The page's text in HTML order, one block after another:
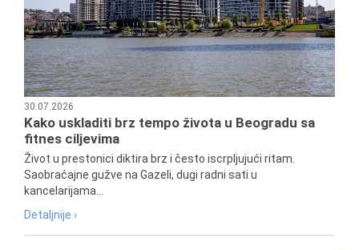
30.07.2026
Kako uskladiti brz tempo života u Beogradu sa
fitnes ciljevima
Život u prestonici diktira brz i često iscrpljujući ritam.
Saobraćajne gužve na Gazeli, dugi radni sati u
kancelarijama...
Detaljnije ›